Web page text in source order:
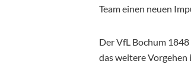
Team einen neuen
Der VfL Bochum
das weitere Vorgehen